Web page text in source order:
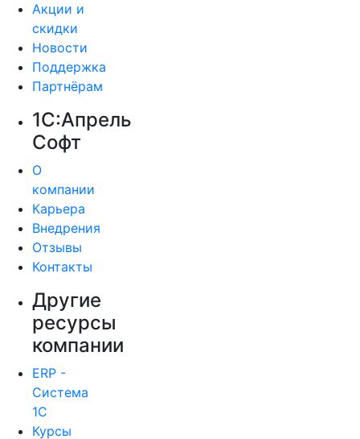
Акции и
скидки
Новости
Поддержка
Партнёрам
1С:Апрель
Софт
О
компании
Карьера
Внедрения
Отзывы
Контакты
Другие
ресурсы
компании
ERP -
Система
1С
Курсы